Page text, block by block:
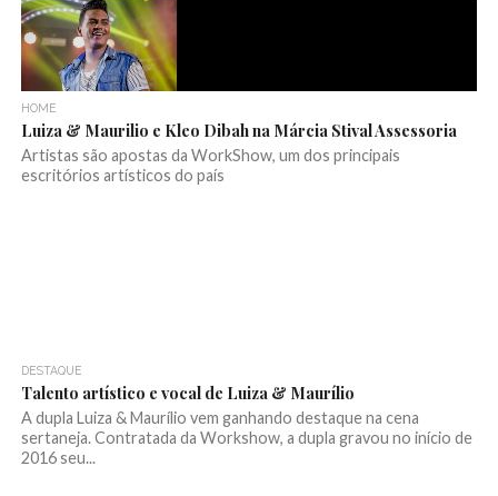
HOME
Luiza & Maurilio e Kleo Dibah na Márcia Stival Assessoria
Artistas são apostas da WorkShow, um dos principais
escritórios artísticos do país
DESTAQUE
Talento artístico e vocal de Luiza & Maurílio
A dupla Luiza & Maurílio vem ganhando destaque na cena
sertaneja. Contratada da Workshow, a dupla gravou no início de
2016 seu...